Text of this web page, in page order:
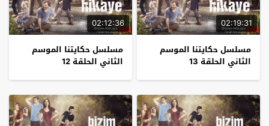
02:19:31
مسلسل حكايتنا الموسم
الثاني الحلقة 13
02:12:36
مسلسل حكايتنا الموسم
الثاني الحلقة 12